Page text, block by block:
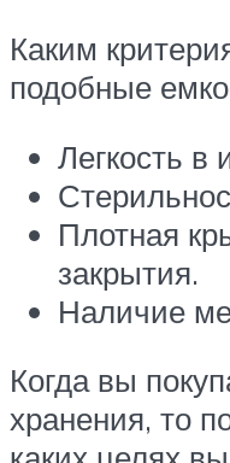
Каким
подобные
Легкость в
Плотная
закрытия.
Наличие
Когда вы
хранения, то